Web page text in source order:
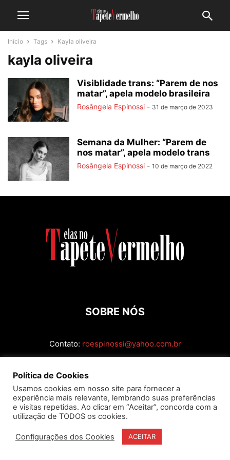
Início Tags Kayla oliveira
kayla oliveira
Visiblidade trans: “Parem de nos
matar”, apela modelo brasileira
Rosângela Espinossi - 31 de março de 2023
Semana da Mulher: “Parem de
nos matar”, apela modelo trans
Rosângela Espinossi - 10 de março de 2022
SOBRE NÓS
Contato: roespinossi@yahoo.com.br
Política de Cookies
Usamos cookies em nosso site para fornecer a
experiência mais relevante, lembrando suas preferências
e visitas repetidas. Ao clicar em “Aceitar”, concorda com a
utilização de TODOS os cookies.
Configurações dos Cookies ACEITAR